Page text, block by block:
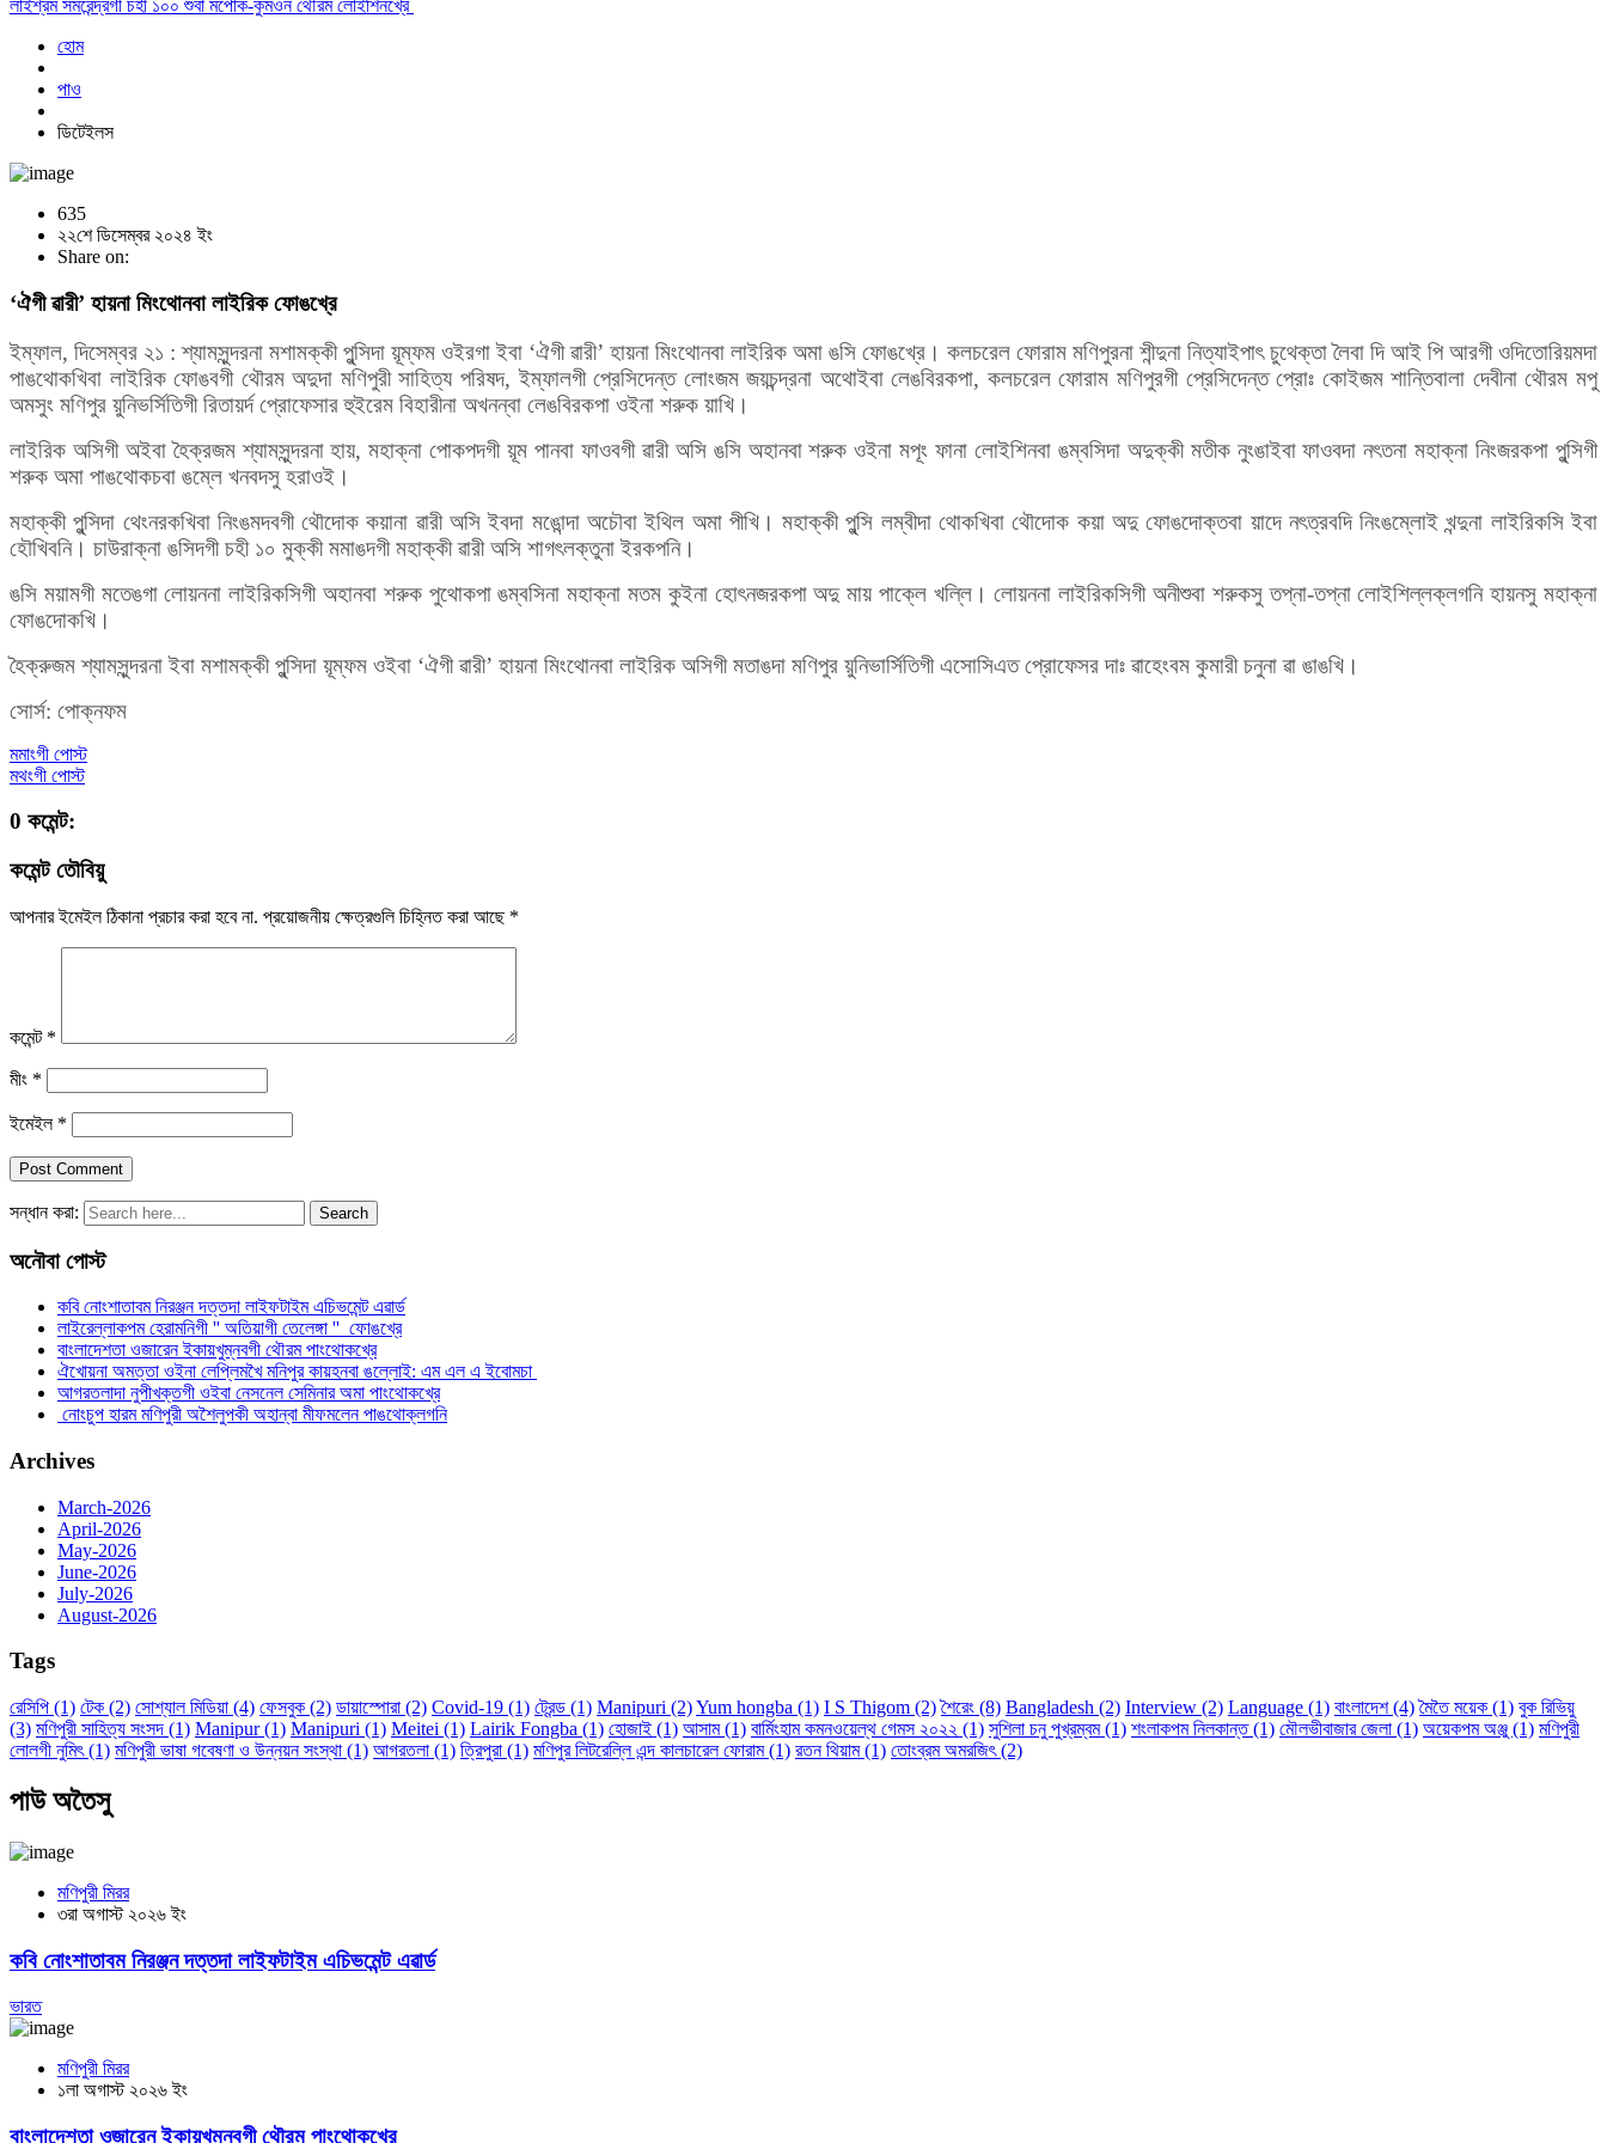
লাইশ্রম সমরেন্দ্রগী চহী ১০০ শুবা মপোক-কুমওন থৌরম লোইশিনখ্রে
হোম
পাও
ডিটেইলস
635
২২শে ডিসেম্বর ২০২৪ ইং
Share on:
‘ঐগী ৱারী’ হায়না মিংথোনবা লাইরিক ফোঙখ্রে
ইম্ফাল, দিসেম্বর ২১ :শ্যামসুন্দরনা মশামক্কী পুন্সিদা য়ূম্ফম ওইরগা ইবা ‘ঐগী ৱারী’ হায়না মিংথোনবা লাইরিক অমা ঙসি ফোঙখ্রে। কলচরেল ফোরাম মণিপুরনা শীন্দুনা নিত্যাইপাৎ চুথেক্তা লৈবা দি আই পি আরগী ওদিতোরিয়মদা
পাঙথোকখিবা লাইরিক ফোঙবগী থৌরম অদুদা মণিপুরী সাহিত্য পরিষদ, ইম্ফালগী প্রেসিদেন্ত লোংজম জয়চন্দ্রনা অথোইবা লেঙবিরকপা, কলচরেল ফোরাম মণিপুরগী প্রেসিদেন্ত প্রোঃ কোইজম শান্তিবালা দেবীনা থৌরম মপু
অমসুং মণিপুর য়ুনিভর্সিতিগী রিতায়র্দ প্রোফেসার হুইরেম বিহারীনা অখনন্বা লেঙবিরকপা ওইনা শরুক য়াখি।
লাইরিক অসিগী অইবা হৈক্রজম শ্যামসুন্দরনা হায়, মহাক্না পোকপদগী য়ূম পানবা ফাওবগী ৱারী অসি ঙসি অহানবা শরুক ওইনা মপূং ফানা লোইশিনবা ঙম্বসিদা অদুক্কী মতীক নুংঙাইবা ফাওবদা নৎতনা মহাক্না নিংজরকপা পুন্সিগী
শরুক অমা পাঙথোকচবা ঙম্লে খনবদসু হরাওই।
মহাক্কী পুন্সিদা থেংনরকখিবা নিংঙমদবগী থৌদোক কয়ানা ৱারী অসি ইবদা মঙোন্দা অচৌবা ইথিল অমা পীখি। মহাক্কী পুন্সি লম্বীদা থোকখিবা থৌদোক কয়া অদু ফোঙদোক্তবা য়াদে নৎত্রবদি নিংঙম্লোই খন্দুনা লাইরিকসি ইবা
হৌখিবনি। চাউরাক্না ঙসিদগী চহী ১০ মুক্কী মমাঙদগী মহাক্কী ৱারী অসি শাগৎলক্তুনা ইরকপনি।
ঙসি ময়ামগী মতেঙগা লোয়ননা লাইরিকসিগী অহানবা শরুক পুথোকপা ঙম্বসিনা মহাক্না মতম কুইনা হোৎনজরকপা অদু মায় পাক্লে খল্লি। লোয়ননা লাইরিকসিগী অনীশুবা শরুকসু তপ্না-তপ্না লোইশিল্লক্লগনি হায়নসু মহাক্না
ফোঙদোকখি।
হৈক্রুজম শ্যামসুন্দরনা ইবা মশামক্কী পুন্সিদা য়ূম্ফম ওইবা ‘ঐগী ৱারী’ হায়না মিংথোনবা লাইরিক অসিগী মতাঙদা মণিপুর য়ুনিভার্সিতিগী এসোসিএত প্রোফেসর দাঃ ৱাহেংবম কুমারী চনুনা ৱা ঙাঙখি।
সোর্স: পোক্নফম
মমাংগী পোস্ট
মথংগী পোস্ট
0 কমেন্ট:
কমেন্ট তৌবিয়ু
আপনার ইমেইল ঠিকানা প্রচার করা হবে না. প্রয়োজনীয় ক্ষেত্রগুলি চিহ্নিত করা আছে *
কমেন্ট *
মীং *
ইমেইল *
সন্ধান করা:
অনৌবা পোস্ট
কবি নোংশাতাবম নিরঞ্জন দত্তদা লাইফটাইম এচিভমেন্ট এৱার্ড
লাইরেল্লাকপম হেরামনিগী '' অতিয়াগী তেলেঙ্গা '' ফোঙখ্রে
বাংলাদেশতা ওজারেন ইকায়খুম্নবগী থৌরম পাংথোকখ্রে
ঐখোয়না অমত্তা ওইনা লেপ্লিমখৈ মনিপুর কায়হনবা ঙল্লোই: এম এল এ ইবোমচা
আগরতলাদা নুপীখক্তগী ওইবা নেসনেল সেমিনার অমা পাংথোকখ্রে
নোংচুপ হারম মণিপুরী অশৈলুপকী অহান্বা মীফমলেন পাঙথোক্লগনি
Archives
March-2026
April-2026
May-2026
June-2026
July-2026
August-2026
Tags
রেসিপি (1) টেক (2) সোশ্যাল মিডিয়া (4) ফেসবুক (2) ডায়াস্পোরা (2) Covid-19 (1) ট্রেন্ড (1) Manipuri (2)Yum hongba (1) I S Thigom (2) শৈরেং (8) Bangladesh (2) Interview (2) Language (1) বাংলাদেশ(4) মৈতৈ ময়েক (1) বুক রিভিয়ু
(3) মণিপুরী সাহিত্য সংসদ (1) Manipur(1) Manipuri (1) Meitei (1) Lairik Fongba (1) হোজাই (1) আসাম(1) বার্মিংহাম কমনওয়েল্থ গেমস ২০২২ (1) সুশিলা চনু পুখ্রম্বম(1) শংলাকপম নিলকান্ত(1) মৌলভীবাজার জেলা (1) অয়েকপম অঞ্জু (1) মণিপুরী
লোলগী নুমিৎ(1) মণিপুরী ভাষা গবেষণা ও উন্নয়ন সংস্থা (1) আগরতলা (1) ত্রিপুরা (1) মণিপুর লিটরেল্লি এন্দ কালচারেল ফোরাম(1) রতন থিয়াম(1) তোংব্রম অমরজিৎ(2)
পাউ অতৈসু
মণিপুরী মিরর
৩রা অগাস্ট ২০২৬ ইং
কবি নোংশাতাবম নিরঞ্জন দত্তদা লাইফটাইম এচিভমেন্ট এৱার্ড
ভারত
মণিপুরী মিরর
১লা অগাস্ট ২০২৬ ইং
বাংলাদেশতা ওজারেন ইকায়খুম্নবগী থৌরম পাংথোকখ্রে